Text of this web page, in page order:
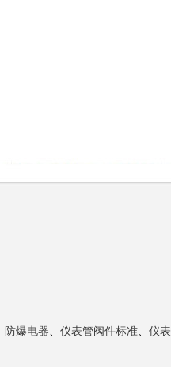
防爆电器、 仪表管阀件标准、 仪